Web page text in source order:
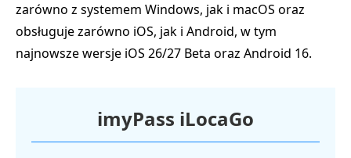
zarówno z systemem Windows, jak i macOS oraz
obsługuje zarówno iOS, jak i Android, w tym
najnowsze wersje iOS 26/27 Beta oraz Android 16.
imyPass iLocaGo